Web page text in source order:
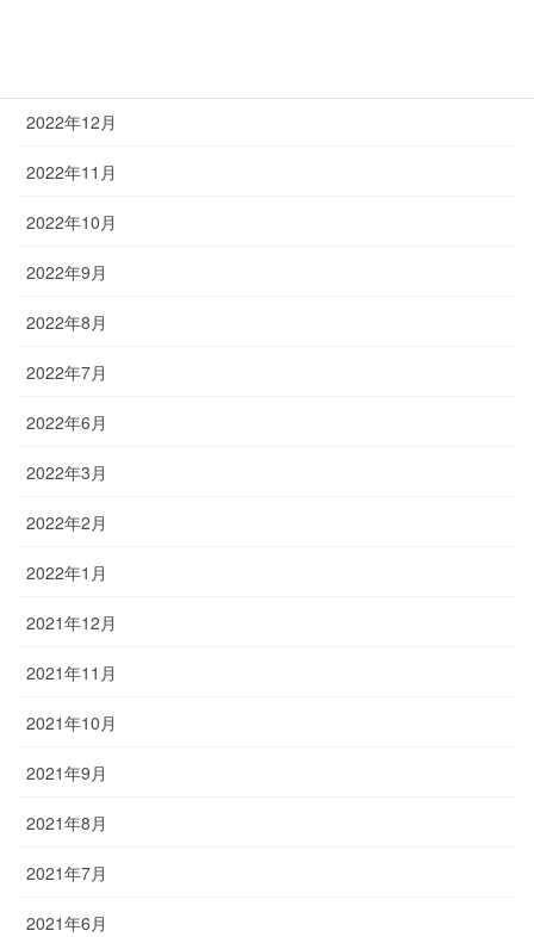
2022年12月
2022年11月
2022年10月
2022年9月
2022年8月
2022年7月
2022年6月
2022年3月
2022年2月
2022年1月
2021年12月
2021年11月
2021年10月
2021年9月
2021年8月
2021年7月
2021年6月